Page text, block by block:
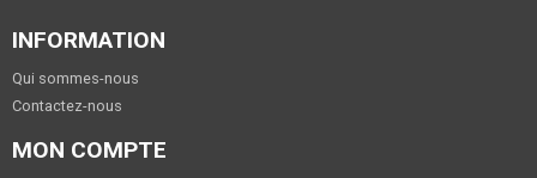
INFORMATION
Qui sommes-nous
Contactez-nous
MON COMPTE